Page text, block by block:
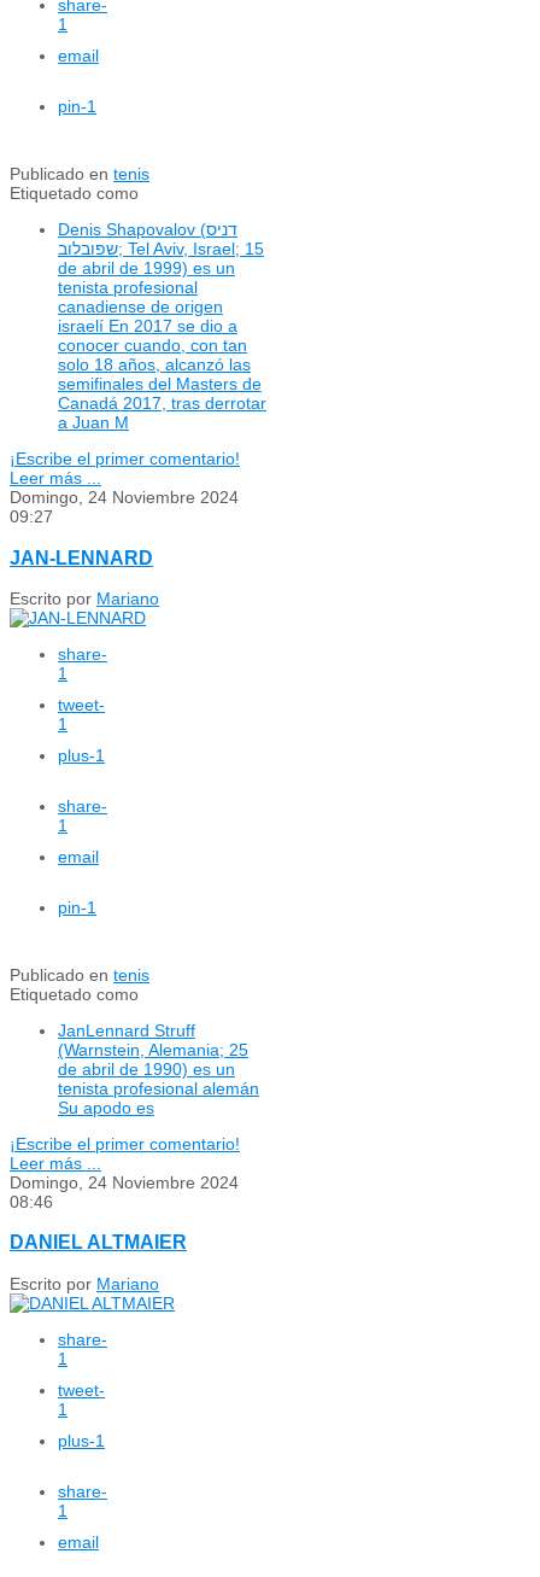
share-
1
email
pin-1
Publicado en tenis
Etiquetado como
Denis Shapovalov (דניס
שפובלוב; Tel Aviv, Israel; 15
de abril de 1999) es un
tenista profesional
canadiense de origen
israelí En 2017 se dio a
conocer cuando, con tan
solo 18 años, alcanzó las
semifinales del Masters de
Canadá 2017, tras derrotar
a Juan M
¡Escribe el primer comentario!
Leer más ...
Domingo, 24 Noviembre 2024
09:27
JAN-LENNARD
Escrito por Mariano
share-
1
tweet-
1
plus-1
share-
1
email
pin-1
Publicado en tenis
Etiquetado como
JanLennard Struff
(Warnstein, Alemania; 25
de abril de 1990) es un
tenista profesional alemán
Su apodo es
¡Escribe el primer comentario!
Leer más ...
Domingo, 24 Noviembre 2024
08:46
DANIEL ALTMAIER
Escrito por Mariano
share-
1
tweet-
1
plus-1
share-
1
email